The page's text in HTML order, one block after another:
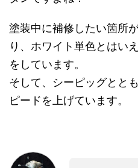
塗装中に補修したい箇所
り、ホワイト単色とはい
をしています。
そして、シーピッグとと
ピードを上げています。